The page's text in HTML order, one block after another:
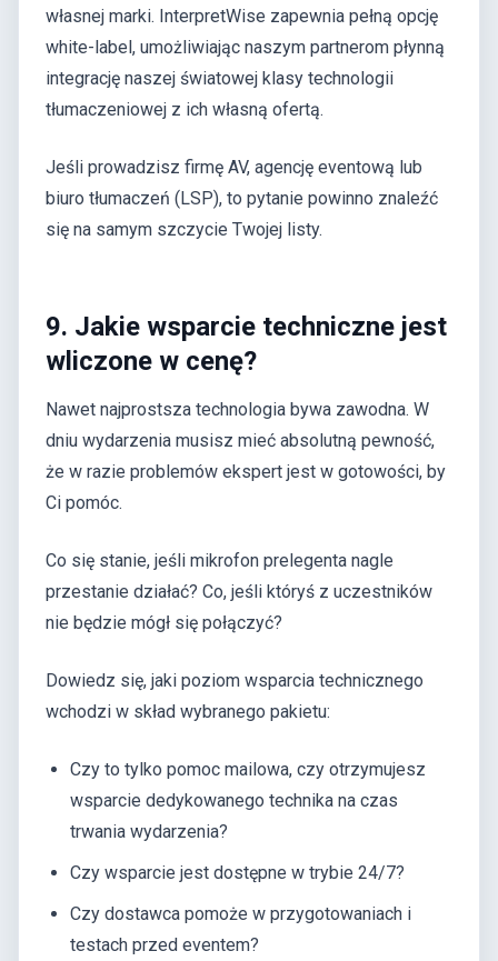
własnej marki. InterpretWise zapewnia pełną opcję
white-label, umożliwiając naszym partnerom płynną
integrację naszej światowej klasy technologii
tłumaczeniowej z ich własną ofertą.
Jeśli prowadzisz firmę AV, agencję eventową lub
biuro tłumaczeń (LSP), to pytanie powinno znaleźć
się na samym szczycie Twojej listy.
9. Jakie wsparcie techniczne jest
wliczone w cenę?
Nawet najprostsza technologia bywa zawodna. W
dniu wydarzenia musisz mieć absolutną pewność,
że w razie problemów ekspert jest w gotowości, by
Ci pomóc.
Co się stanie, jeśli mikrofon prelegenta nagle
przestanie działać? Co, jeśli któryś z uczestników
nie będzie mógł się połączyć?
Dowiedz się, jaki poziom wsparcia technicznego
wchodzi w skład wybranego pakietu:
Czy to tylko pomoc mailowa, czy otrzymujesz
wsparcie dedykowanego technika na czas
trwania wydarzenia?
Czy wsparcie jest dostępne w trybie 24/7?
Czy dostawca pomoże w przygotowaniach i
testach przed eventem?